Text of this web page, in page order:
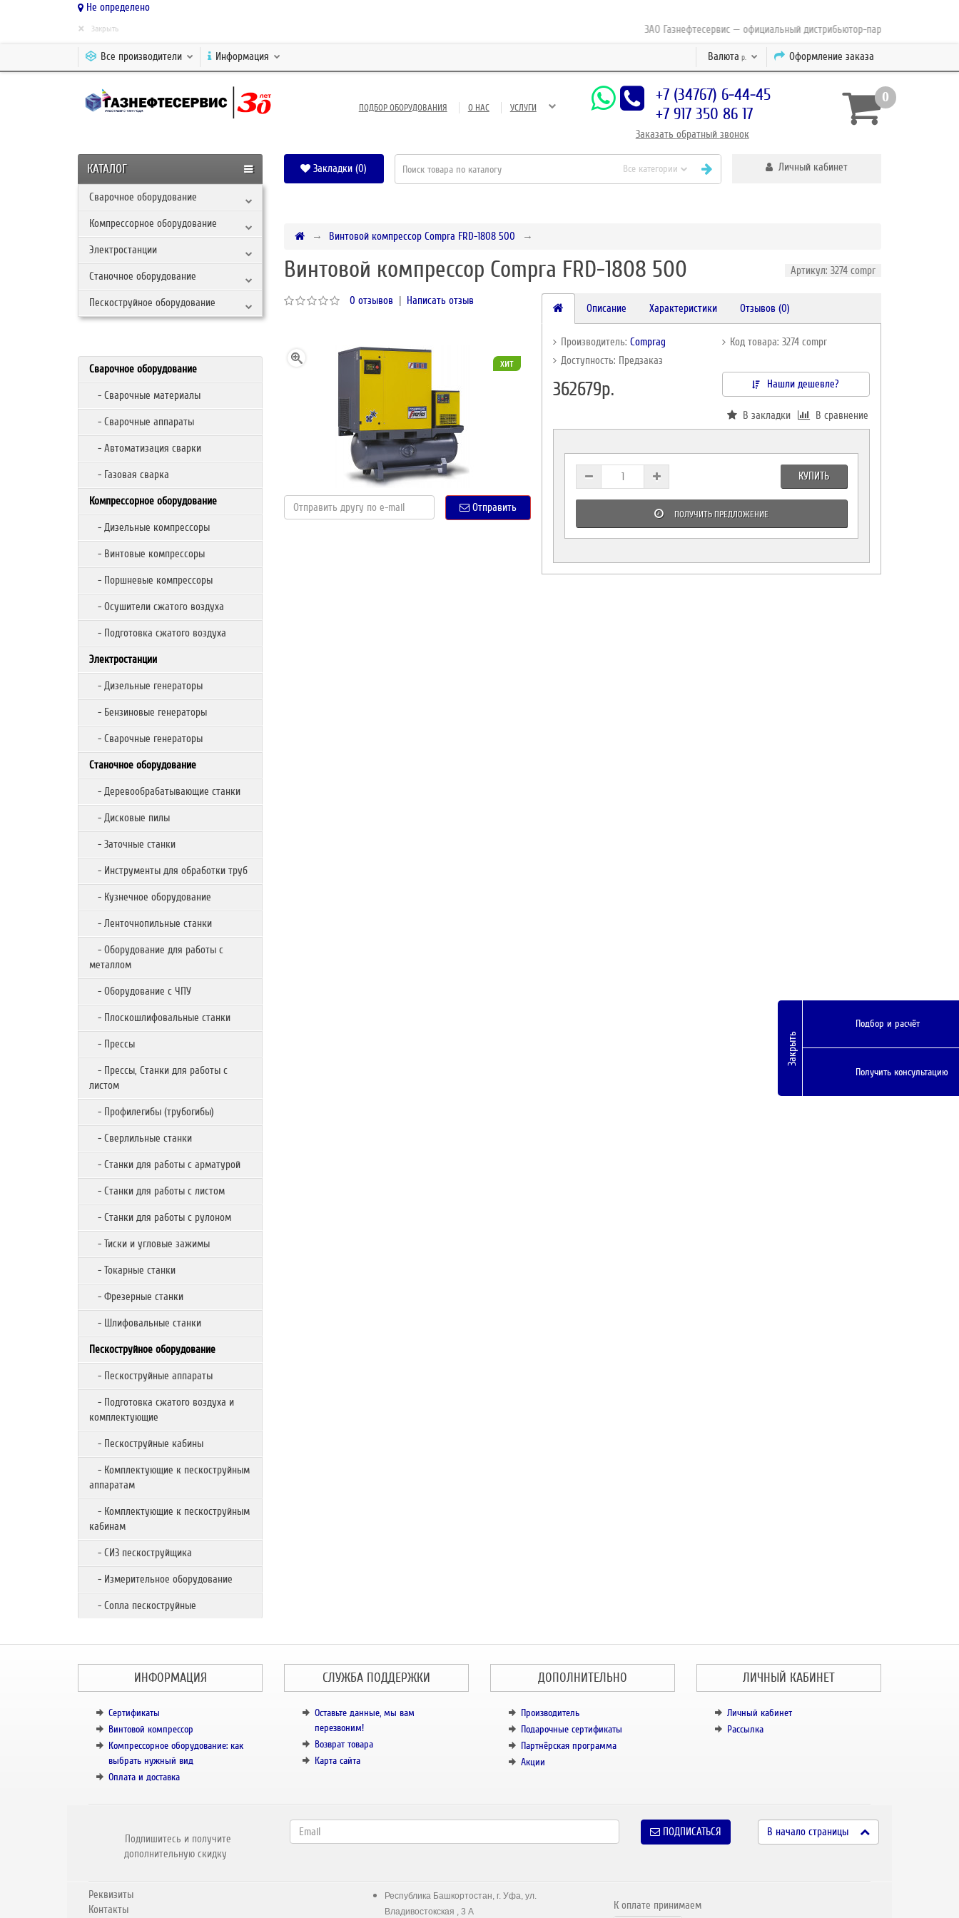
Не определено
ЗАО Газнефтесервис — официальный дистрибьютор-партнер концерна ESAB с
× Закрыть
Оформление заказа
Валюта р.
Все производители Информация
ПОДБОР ОБОРУДОВАНИЯ О НАС УСЛУГИ
+7 (34767) 6-44-45
+7 917 350 86 17
Заказать обратный звонок
0
КАТАЛОГ
Сварочное оборудование
Компрессорное оборудование
Электростанции
Станочное оборудование
Пескоструйное оборудование
Закладки (0) Все категории Личный кабинет
Сварочное оборудование
- Сварочные материалы
- Сварочные аппараты
- Автоматизация сварки
- Газовая сварка
Компрессорное оборудование
- Дизельные компрессоры
- Винтовые компрессоры
- Поршневые компрессоры
- Осушители сжатого воздуха
- Подготовка сжатого воздуха
Электростанции
- Дизельные генераторы
- Бензиновые генераторы
- Сварочные генераторы
Станочное оборудование
- Деревообрабатывающие станки
- Дисковые пилы
- Заточные станки
- Инструменты для обработки труб
- Кузнечное оборудование
- Ленточнопильные станки
- Оборудование для работы с
металлом
- Оборудование с ЧПУ
- Плоскошлифовальные станки
- Прессы
- Прессы, Станки для работы с
листом
- Профилегибы (трубогибы)
- Сверлильные станки
- Станки для работы с арматурой
- Станки для работы с листом
- Станки для работы с рулоном
- Тиски и угловые зажимы
- Токарные станки
- Фрезерные станки
- Шлифовальные станки
Пескоструйное оборудование
- Пескоструйные аппараты
- Подготовка сжатого воздуха и
комплектующие
- Пескоструйные кабины
- Комплектующие к пескоструйным
аппаратам
- Комплектующие к пескоструйным
кабинам
- СИЗ пескоструйщика
- Измерительное оборудование
- Сопла пескоструйные
Винтовой компрессор Compra FRD-1808 500
Винтовой компрессор Compra FRD-1808 500 Артикул: 3274 compr
0 отзывов | Написать отзыв
хит
Отправить
Описание Характеристики Отзывов (0)
Производитель:Comprag
Код товара: 3274 compr
Доступность: Предзаказ
362679р. Нашли дешевле?
В закладки В сравнение
КУПИТЬ
ПОЛУЧИТЬ ПРЕДЛОЖЕНИЕ
ИНФОРМАЦИЯ
Сертификаты
Винтовой компрессор
Компрессорное оборудование: как
выбрать нужный вид
Оплата и доставка
СЛУЖБА ПОДДЕРЖКИ
Оставьте данные, мы вам
перезвоним!
Возврат товара
Карта сайта
ДОПОЛНИТЕЛЬНО
Производитель
Подарочные сертификаты
Партнёрская программа
Акции
ЛИЧНЫЙ КАБИНЕТ
Личный кабинет
Рассылка
Подпишитесь и получите
дополнительную скидку
ПОДПИСАТЬСЯ В начало страницы
Реквизиты
Контакты
Республика Башкортостан, г. Уфа, ул.
Владивостокская , 3 А
К оплате принимаем
Закрыть
Подбор и расчёт
Получить консультацию